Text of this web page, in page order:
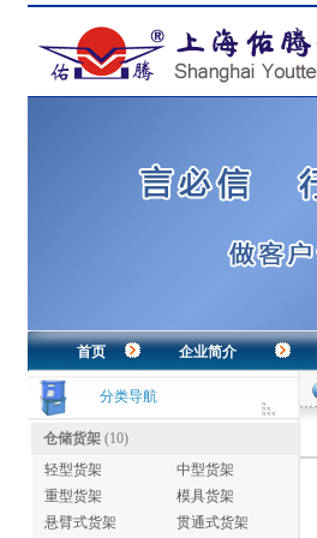
首页 企业简介
分类导航
仓储货架 (10)
轻型货架
中型货架
重型货架
模具货架
悬臂式货架
贯通式货架